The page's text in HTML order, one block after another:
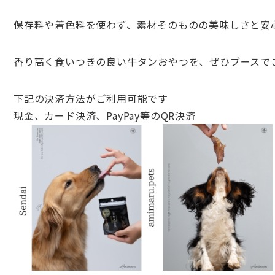
保存料や着色料を使わず、 素材そのものの美味しさと
香り高く食いつきの良い牛タンおやつを、ぜひブースで
下記の決済方法がご利用可能です
現金、カード決済、PayPay等のQR決済